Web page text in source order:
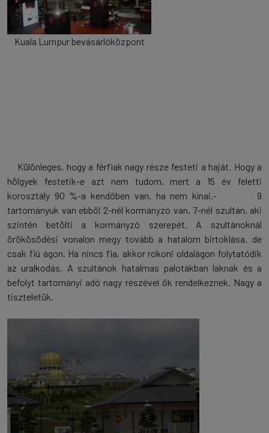
Kuala Lumpur bevásárlóközpont
Különleges, hogy a férfiak nagy része festeti a haját. Hogy a
hölgyek festetik-e azt nem tudom, mert a 15 év feletti
korosztály 90 %-a kendőben van, ha nem kínai. -
9
tartományuk van ebből 2-nél kormányzó van, 7-nél szultán, aki
szintén betölti a kormányzó szerepét. A szultánoknál
örökösödési vonalon megy tovább a hatalom birtoklása, de
csak fiú ágon. Ha nincs fia, akkor rokoni oldalágon folytatódik
az uralkodás. A szultánok hatalmas palotákban laknak és a
befolyt tartományi adó nagy részével ők rendelkeznek. Nagy a
tiszteletük.